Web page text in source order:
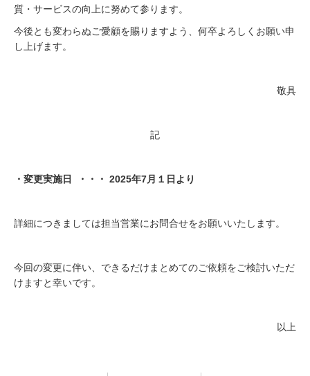
質・サービスの向上に努めて参ります。
今後とも変わらぬご愛顧を賜りますよう、何卒よろしくお願い申
し上げます。
敬具
記
・変更実施日 ・・・ 2025年7月１日より
詳細につきましては担当営業にお問合せをお願いいたします。
今回の変更に伴い、できるだけまとめてのご依頼をご検討いただ
けますと幸いです。
以上